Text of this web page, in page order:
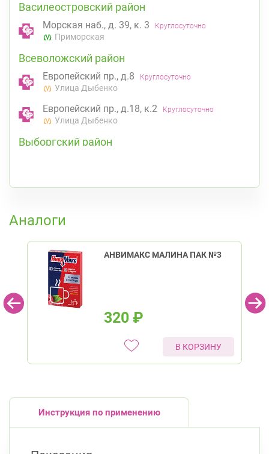
Василеостровский район
Морская наб., д. 39, к. 3 Круглосуточно
Приморская
Всеволожский район
Европейский пр., д.8 Круглосуточно
Улица Дыбенко
Европейский пр., д.18, к.2 Круглосуточно
Улица Дыбенко
Выборгский район
Калининский район
Проспект Просвещения, д. 91 (Киришская ул.,
д. 4) 8:00-22:00
Гражданский пр.
пр. Науки, д. 19, к. 2
Академическая
Кировский район
пр. Ветеранов, д. 109, к. 1
Проспект Ветеранов
Аналоги
АНВИМАКС МАЛИНА ПАК №3
320 ₽
В КОРЗИНУ
Инструкция по применению